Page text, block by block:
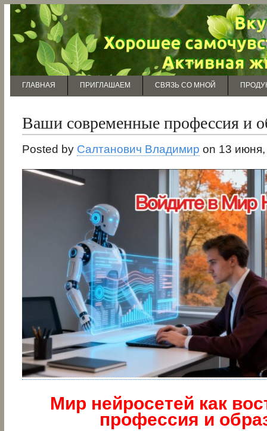
ГЛАВНАЯ ПРИГЛАШАЕМ СВЯЗЬ СО МНОЙ
Ваши современные профессия и
Posted by Салтанович Владимир on 13
Мир нейросетей как
профессия и